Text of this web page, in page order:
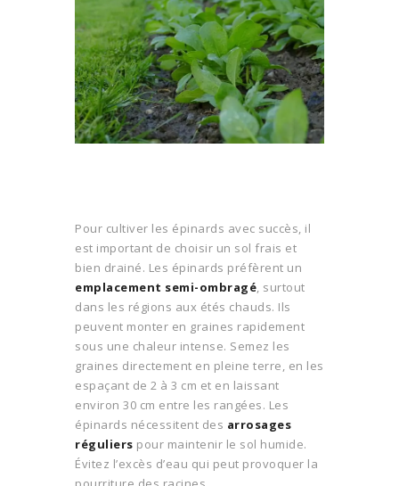
Pour cultiver les épinards avec succès, il
est important de choisir un sol frais et
bien drainé. Les épinards préfèrent un
emplacement semi-ombragé , surtout
dans les régions aux étés chauds. Ils
peuvent monter en graines rapidement
sous une chaleur intense. Semez les
graines directement en pleine terre, en les
espaçant de 2 à 3 cm et en laissant
environ 30 cm entre les rangées. Les
épinards nécessitent des arrosages
réguliers pour maintenir le sol humide.
Évitez l’excès d’eau qui peut provoquer la